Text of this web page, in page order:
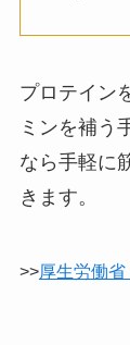
プロテイン
ミンを補う
なら手軽に
きます。
>>厚生労働省